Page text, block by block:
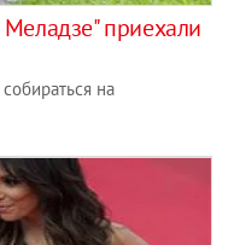
Меладзе" приехали
на